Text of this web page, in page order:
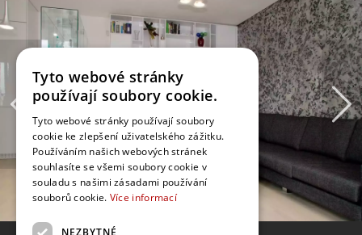
Tyto webové stránky
používají soubory cookie.
Tyto webové stránky používají soubory
cookie ke zlepšení uživatelského zážitku.
Používáním našich webových stránek
souhlasíte se všemi soubory cookie v
souladu s našimi zásadami používání
souborů cookie. Více informací
NEZBYTNÉ